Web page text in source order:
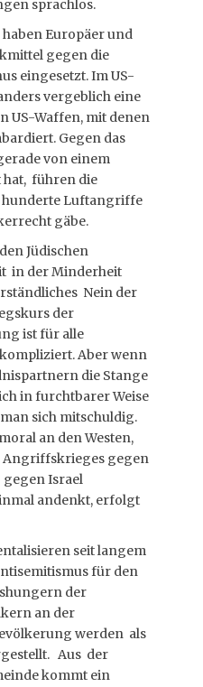
sprachlos.
Europäer und
gegen die
eingesetzt. Im US-
vergeblich eine
US-Waffen, mit denen
Gegen das
von einem
führen die
Luftangriffe
gäbe.
Jüdischen
in der Minderheit
Nein der
der
ist für alle
Aber wenn
die Stange
in furchtbarer Weise
sich mitschuldig.
an den Westen,
Angriffskrieges gegen
Israel
andenkt, erfolgt
seit langem
für den
der
an der
werden als
Aus der
kommt ein